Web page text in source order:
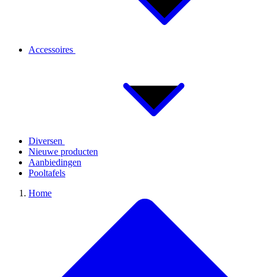
Accessoires
Diversen
Nieuwe producten
Aanbiedingen
Pooltafels
Home